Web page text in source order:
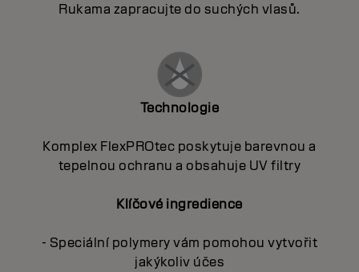
Rukama zapracujte do suchých vlasů.
Technologie
Komplex FlexPROtec poskytuje barevnou a
tepelnou ochranu a obsahuje UV filtry
Klíčové ingredience
- Speciální polymery vám pomohou vytvořit
jakýkoliv účes